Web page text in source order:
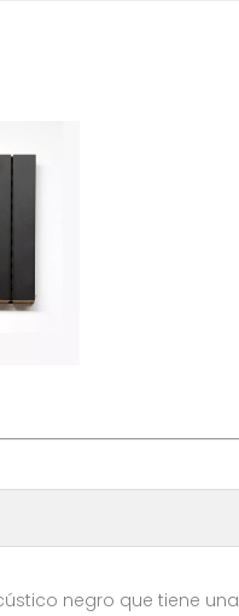
negro que tiene una